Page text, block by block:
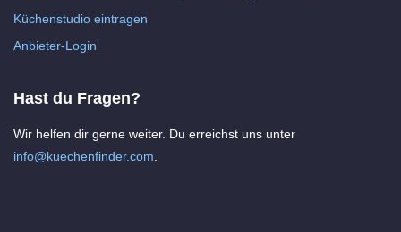
Küchenstudio eintragen
Anbieter-Login
Hast du Fragen?
Wir helfen dir gerne weiter. Du erreichst uns unter
info@kuechenfinder.com